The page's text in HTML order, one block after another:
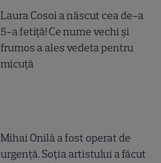
Laura Cosoi a născut cea de-a
5-a fetiță! Ce nume vechi și
frumos a ales vedeta pentru
micuță
Mihai Onilă a fost operat de
urgență. Soția artistului a făcut